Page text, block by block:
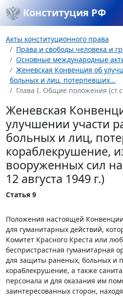
Конституция РФ
Акты конституционного права
Права и свободы человека и
Основные международные
Женевская Конвенция об
больных и лиц, потерпевших...
Глава I. Общие положения
Женевская
улучшении участи
больных и лиц,
кораблекрушение,
вооруженных сил
12 августа 1949 г.)
Статья 9
Положения настоящей
для гуманитарных действий,
Комитет Красного Креста или
беспристрастная гуманитарная
для защиты раненых, больных и
кораблекрушение, а также
персонала и для оказания им
заинтересованных сторон,